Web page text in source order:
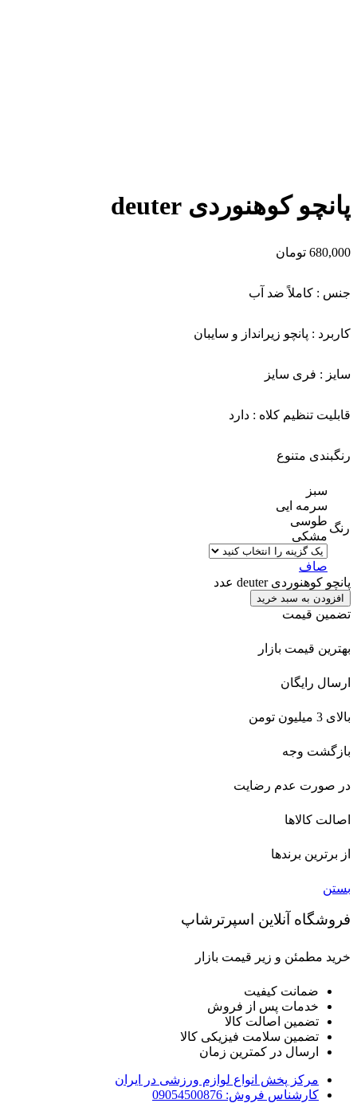
پانچو کوهنوردی deuter
680,000 تومان
جنس : کاملاً ضد آب
کاربرد : پانچو زیرانداز و سایبان
سایز : فری سایز
قابلیت تنظیم کلاه : دارد
رنگبندی متنوع
رنگ
سبز
سرمه ایی
طوسی
مشکی
صاف
پانچو کوهنوردی deuter عدد
افزودن به سبد خرید
تضمین قیمت
بهترین قیمت بازار
ارسال رایگان
بالای 3 میلیون تومن
بازگشت وجه
در صورت عدم رضایت
اصالت کالاها
از برترین برندها
بستن
فروشگاه آنلاین اسپرترشاپ
خرید مطمئن و زیر قیمت بازار
ضمانت کیفیت
خدمات پس از فروش
تضمین اصالت کالا
تضمین سلامت فیزیکی کالا
ارسال در کمترین زمان
مرکز پخش انواع لوازم ورزشی در ایران
کارشناس فروش: 09054500876